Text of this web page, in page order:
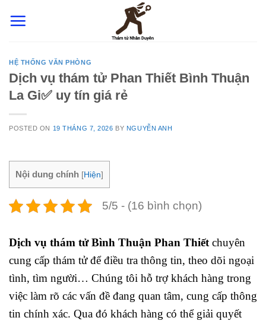
HỆ THỐNG VĂN PHÒNG
Dịch vụ thám tử Phan Thiết Bình Thuận
La Gi✅ uy tín giá rẻ
POSTED ON 19 THÁNG 7, 2026 BY NGUYỄN ANH
Nội dung chính [Hiện]
5/5 - (16 bình chọn)
Dịch vụ thám tử Bình Thuận Phan Thiết chuyên
cung cấp thám tử để điều tra thông tin, theo dõi ngoại
tình, tìm người… Chúng tôi hỗ trợ khách hàng trong
việc làm rõ các vấn đề đang quan tâm, cung cấp thông
tin chính xác. Qua đó khách hàng có thể giải quyết